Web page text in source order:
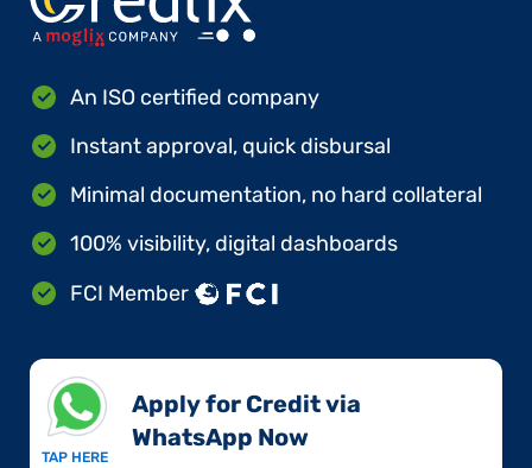
An ISO certified company
Instant approval, quick disbursal
Minimal documentation, no hard collateral
100% visibility, digital dashboards
FCI Member
TAP HERE
Apply for Credit via
WhatsApp Now​